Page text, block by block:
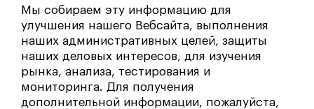
Мы собираем эту информацию для
улучшения нашего Вебсайта, выполнения
наших административных целей, защиты
наших деловых интересов, для изучения
рынка, анализа, тестирования и
мониторинга. Для получения
дополнительной информации, пожалуйста,